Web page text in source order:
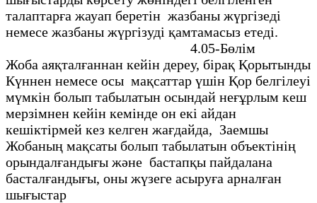
талаптарға жауап беретiн жазбаны жүргiзеді
немесе жазбаны жүргiзудi қамтамасыз етедi.
4.05-Бөлiм
Жоба аяқталғаннан кейiн дереу, бiрақ Қорытынды
Күннен немесе осы мақсаттар үшiн Қор белгiлеуi
мүмкiн болып табылатын осындай неғұрлым кеш
мерзiмнен кейiн кемiнде он екi айдан
кешiктiрмей кез келген жағдайда, Заемшы
Жобаның мақсаты болып табылатын объектiнiң
орындалғандығы және бастапқы пайдалана
басталғандығы, оны жүзеге асыруға арналған
шығыстар